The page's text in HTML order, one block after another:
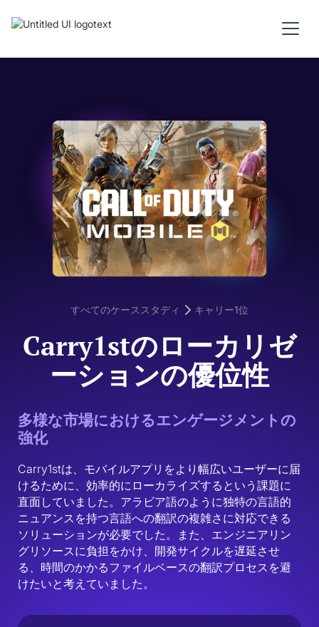
すべてのケーススタディ キャリー1位
Carry1stのローカリゼ
ーションの優位性
多様な市場におけるエンゲージメントの
強化
Carry1stは、モバイルアプリをより幅広いユーザーに届
けるために、効率的にローカライズするという課題に
直面していました。アラビア語のように独特の言語的
ニュアンスを持つ言語への翻訳の複雑さに対応できる
ソリューションが必要でした。また、エンジニアリン
グリソースに負担をかけ、開発サイクルを遅延させ
る、時間のかかるファイルベースの翻訳プロセスを避
けたいと考えていました。